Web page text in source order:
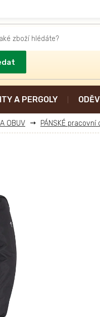
A PERGOLY
OBUV PÁNSKÉ pracovní